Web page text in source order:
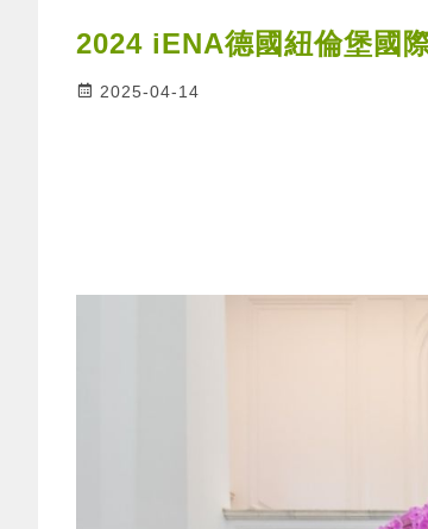
2024 iENA德國紐倫堡國
2025-04-14